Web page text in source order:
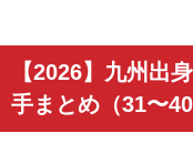
【2026】九州出
手まとめ（31〜40